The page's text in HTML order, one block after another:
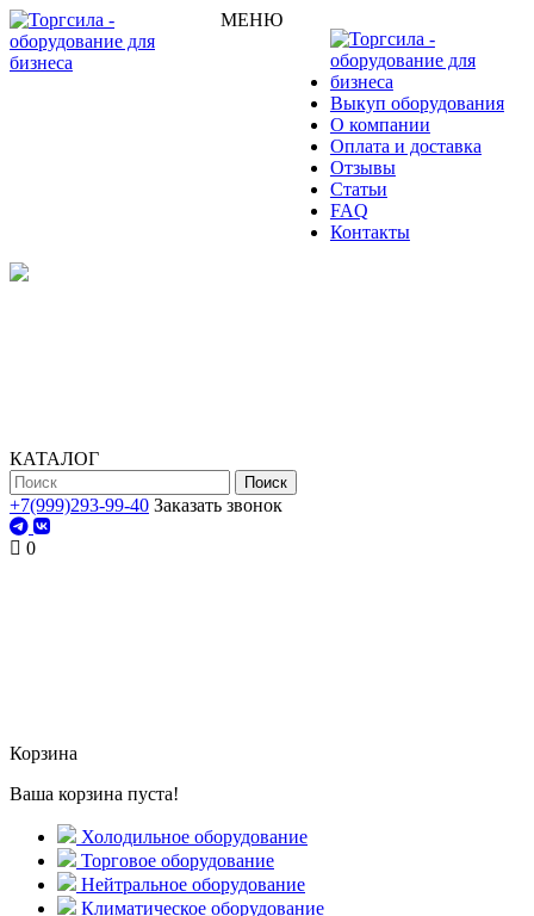
МЕНЮ
Выкуп оборудования
О компании
Оплата и доставка
Отзывы
Статьи
FAQ
Контакты
КАТАЛОГ
Поиск
+7(999)293-99-40 Заказать звонок
0
Корзина
Ваша корзина пуста!
Холодильное оборудование
Торговое оборудование
Нейтральное оборудование
Климатическое оборудование